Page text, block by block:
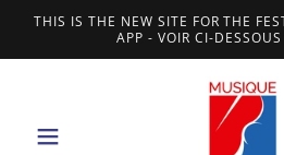
THIS IS THE NEW SITE FOR THE
APP - VOIR CI-